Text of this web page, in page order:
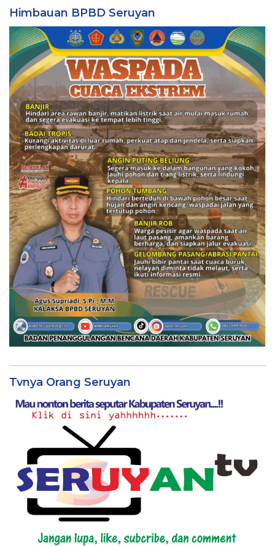
Himbauan BPBD Seruyan
Tvnya Orang Seruyan